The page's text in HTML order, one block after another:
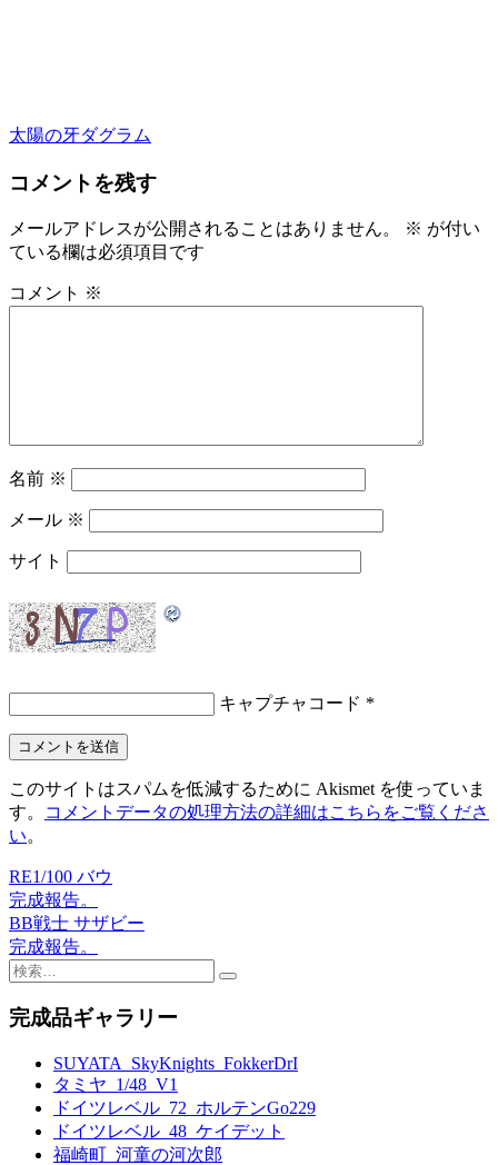
太陽の牙ダグラム
コメントを残す
メールアドレスが公開されることはありません。 ※ が付い
ている欄は必須項目です
コメント ※
名前 ※
メール ※
サイト
キャプチャコード *
このサイトはスパムを低減するために Akismet を使っていま
す。
コメントデータの処理方法の詳細はこちらをご覧くださ
い。
投
稿
ナ
ビ
ゲ
RE1/100 バウ
完成報告。
BB戦士 サザビー
完成報告。
検
完成品ギャラリー
SUYATA_SkyKnights_FokkerDrI
タミヤ_1/48_V1
ドイツレベル_72_ホルテンGo229
ドイツレベル_48_ケイデット
福崎町_河童の河次郎